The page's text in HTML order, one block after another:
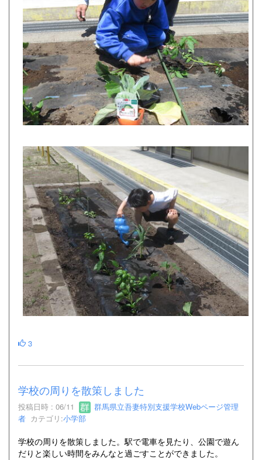
3
学校の周りを散策しました
投稿日時 : 06/11
群馬県立吾妻特別支援学校Webページ管理
者 カテゴリ:小学部
学校の周りを散策しました。駅で電車を見たり、公園で遊ん
だりと楽しい時間をみんなと過ごすことができました。